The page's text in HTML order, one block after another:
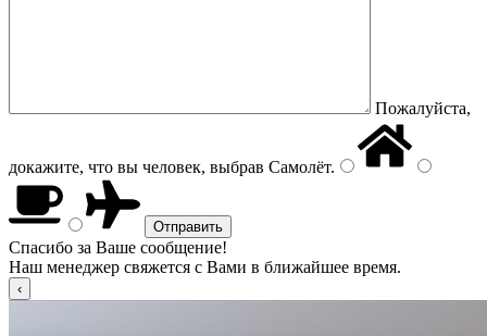
Пожалуйста,
докажите, что вы человек, выбрав Самолёт.
Спасибо за Ваше сообщение!
Наш менеджер свяжется с Вами в ближайшее время.